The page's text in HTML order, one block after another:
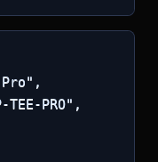
TEE-PRO",